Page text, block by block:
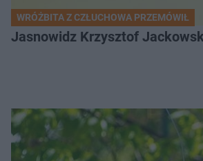
WRÓŻBITA Z CZŁUCHOWA PRZEMÓWIŁ
Jasnowidz Krzysztof